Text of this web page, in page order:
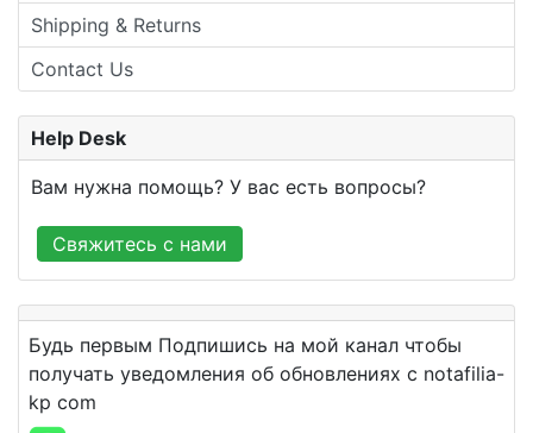
Shipping & Returns
Contact Us
Help Desk
Вам нужна помощь? У вас есть вопросы?
Свяжитесь с нами
Будь первым Подпишись на мой канал чтобы
получать уведомления об обновлениях с notafilia-
kp com